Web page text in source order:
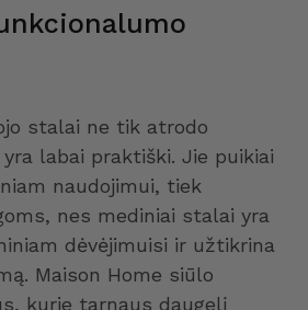
stalai ne tik atrodo
labai praktiški. Jie puikiai
naudojimui, tiek
nes mediniai stalai yra
dėvėjimuisi ir užtikrina
Maison Home siūlo
kurie tarnaus daugelį